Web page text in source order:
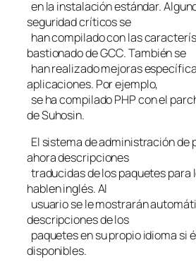
en la instalación estándar.
seguridad críticos se
han compilado con las
bastionado de GCC. También se
han realizado mejoras
aplicaciones. Por ejemplo,
se ha compilado PHP con el
de Suhosin.
El sistema de administración de
ahora descripciones
traducidas de los paquetes para
hablen inglés. Al
usuario se le mostrarán
descripciones de los
paquetes en su propio idioma si
disponibles.